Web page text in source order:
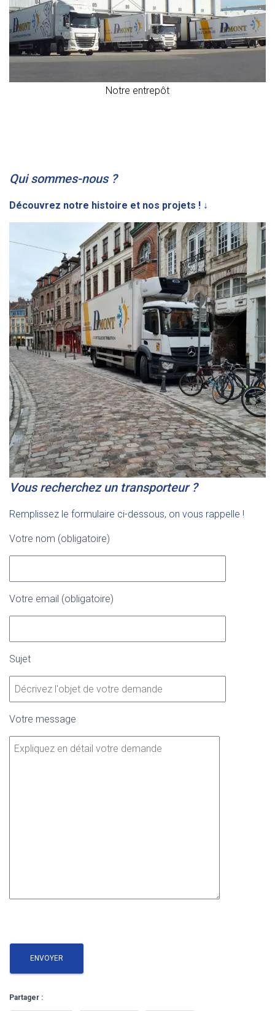
Notre entrepôt
Qui sommes-nous ?
Découvrez notre histoire et nos projets ! ↓
Vous recherchez un transporteur ?
Remplissez le formulaire ci-dessous, on vous rappelle !
Votre nom (obligatoire)
Votre email (obligatoire)
Sujet
Votre message
Partager :